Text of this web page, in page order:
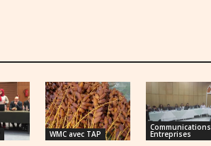
WMC avec TAP
Communications
Entreprises